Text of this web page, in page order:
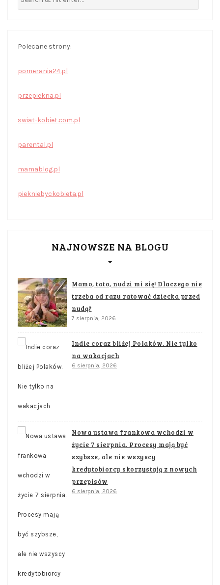
Polecane strony:
pomerania24.pl
przepiekna.pl
swiat-kobiet.com.pl
parental.pl
mamablog.pl
piekniebyckobieta.pl
NAJNOWSZE NA BLOGU
Mamo, tato, nudzi mi się! Dlaczego nie
trzeba od razu ratować dziecka przed
nudą?
7 sierpnia, 2026
Indie coraz bliżej Polaków. Nie tylko
na wakacjach
6 sierpnia, 2026
Nowa ustawa frankowa wchodzi w
życie 7 sierpnia. Procesy mają być
szybsze, ale nie wszyscy
kredytobiorcy skorzystają z nowych
przepisów
6 sierpnia, 2026